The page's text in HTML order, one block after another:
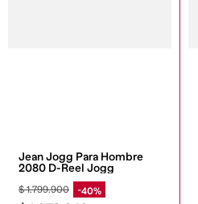
Jean Jogg Para Hombre
2080 D-Reel Jogg
$1.799.900 40%